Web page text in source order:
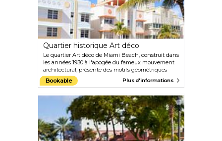
avant-gardiste, offrant aux visiteurs une oasis de
couleurs et d'inspirations diverses au cœur du
quartier artistique de Miami. Les peintures murales
saisissantes du musée présentent un large éventail
de thèmes et de styles, allant de motifs
géométriques audacieux à des réflexions
stimulantes sur la société.
Quartier historique Art déco
Le quartier Art déco de Miami Beach, construit dans
les années 1930 à l'apogée du fameux mouvement
architectural, présente des motifs géométriques
complexes et des ornements exotiques. Composé de
800 bâtiments, ce complexe constitue la plus
Grâce à d'importants efforts de restauration, ces
bâtiments ont été méticuleusement préservés,
permettant aux visiteurs de s'émerveiller devant les
détails uniques et époustouflants de ce quartier
emblématique.
Bookable Plus d'informations